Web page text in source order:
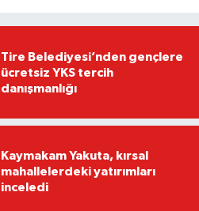
Tire Belediyesi’nden gençlere
ücretsiz YKS tercih
danışmanlığı
Kaymakam Yakuta, kırsal
mahallelerdeki yatırımları
inceledi